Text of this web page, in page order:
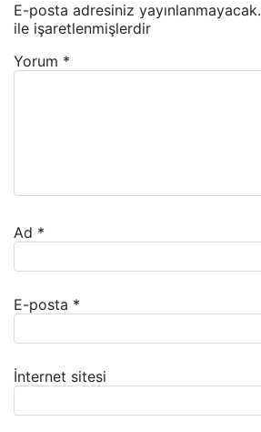
E-posta adresiniz yayınlanmayacak.
ile işaretlenmişlerdir
Yorum *
Ad *
E-posta *
İnternet sitesi